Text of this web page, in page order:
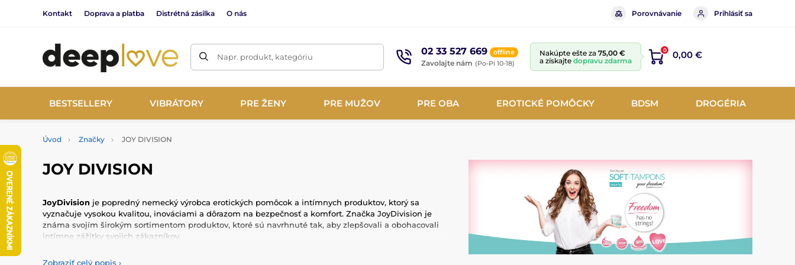
Kontakt Doprava a platba Distrétná zásilka O nás Porovnávanie Prihlásiť sa
Napr. produkt, kategóriu 02 33 527 669 offline
Zavolajte nám (Po-Pi 10-18)
Nakúpte ešte za 75,00 €
a získajte dopravu zdarma
0 0,00 €
BESTSELLERY VIBRÁTORY PRE ŽENY PRE MUŽOV PRE OBA EROTICKÉ POMÔCKY BDSM DROGÉRIA
Úvod Značky JOY DIVISION
JOY DIVISION
JoyDivision je popredný nemecký výrobca erotických pomôcok a intímnych produktov, ktorý sa
vyznačuje vysokou kvalitou, inováciami a dôrazom na bezpečnosť a komfort. Značka JoyDivision je
známa svojím širokým sortimentom produktov, ktoré sú navrhnuté tak, aby zlepšovali a obohacovali
intímne zážitky svojich zákazníkov.
Zobraziť celý popis ›